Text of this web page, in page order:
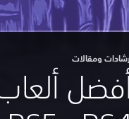
ومقالات